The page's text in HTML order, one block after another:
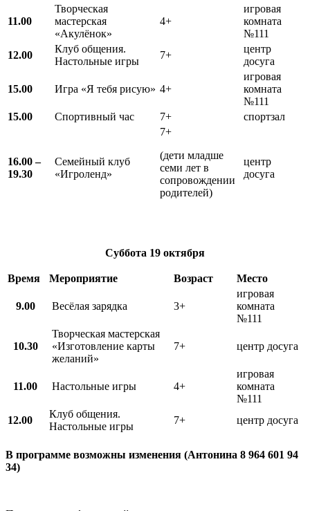
11.00
Творческая
мастерская
«Акулёнок»
4+
игровая
комната
№111
12.00
Клуб общения.
Настольные игры
7+
центр
досуга
15.00 Игра «Я тебя рисую» 4+
игровая
комната
№111
15.00
Спортивный час 7+ спортзал
16.00 –
19.30
Семейный клуб
«Игроленд»
7+
(дети младше
семи лет в
сопровождении
родителей)
центр
досуга
Суббота 19 октября
Время Мероприятие Возраст Место
9.00 Весёлая зарядка 3+
игровая
комната
№111
10.30
Творческая мастерская
«Изготовление карты
желаний»
7+ центр досуга
11.00 Настольные игры 4+
игровая
комната
№111
12.00
Клуб общения.
Настольные игры
7+ центр досуга
В программе возможны изменения (Антонина 8 964 601 94
34)